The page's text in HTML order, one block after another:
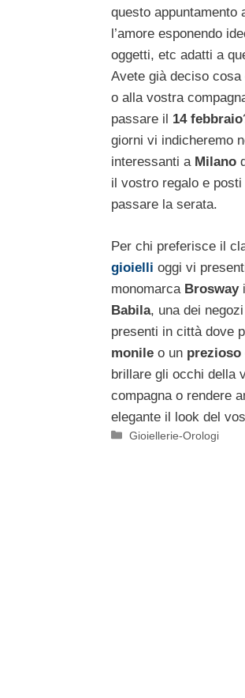
questo appuntamento
l’amore esponendo
oggetti, etc adatti a
Avete già deciso
o alla vostra
passare il 14 febbraio
giorni vi indicheremo
interessanti a Milano
il vostro regalo e
passare la serata.
Per chi preferisce il
gioielli oggi vi
monomarca Brosway
Babila, una dei
presenti in città dove
monileo un prezioso
brillare gli occhi della
compagna o rendere
elegante il look del
Categorie
Gioiellerie-Orologi